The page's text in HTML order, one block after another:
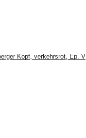
Kopf, verkehrsrot, Ep. V